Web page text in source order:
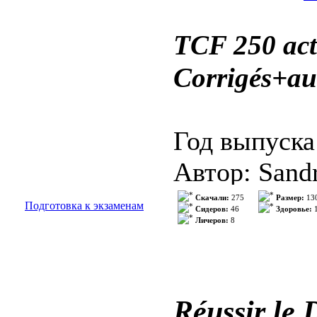
Качество:
Количество
et en
une facon
TCF 250
Год
Автор:
Жанр: Тест
Формат:
Подготовка к экзаменам
Скачали: 275
Сидеров: 46
Личеров: 8
Размер:
Здоровье: